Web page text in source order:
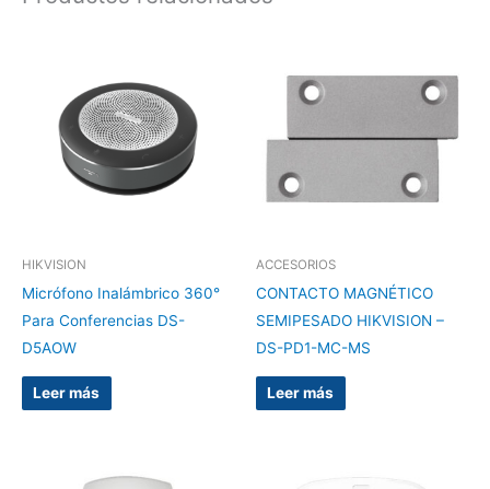
HIKVISION
Micrófono Inalámbrico 360°
Para Conferencias DS-
D5AOW
Leer más
ACCESORIOS
CONTACTO MAGNÉTICO
SEMIPESADO HIKVISION –
DS-PD1-MC-MS
Leer más